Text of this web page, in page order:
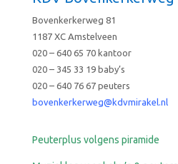
Bovenkerkerweg 81
1187 XC Amstelveen
020 – 640 65 70 kantoor
020 – 345 33 19 baby’s
020 – 640 76 67 peuters
bovenkerkerweg@kdvmirakel.nl
Peuterplus volgens piramide